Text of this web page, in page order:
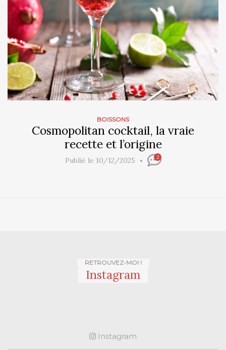
BOISSONS
Cosmopolitan cocktail, la vraie
recette et l’origine
Publié le 10/12/2025 2
RETROUVEZ-MOI !
Instagram
Instagram